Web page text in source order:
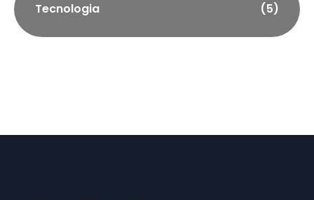
Tecnologia (5)